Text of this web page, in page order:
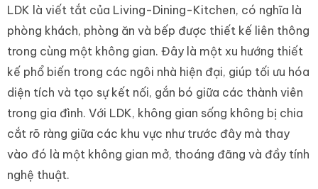
LDK là viết tắt của Living-Dining-Kitchen, có nghĩa là
phòng khách, phòng ăn và bếp được thiết kế liên thông
trong cùng một không gian. Đây là một xu hướng thiết
kế phổ biến trong các ngôi nhà hiện đại, giúp tối ưu hóa
diện tích và tạo sự kết nối, gắn bó giữa các thành viên
trong gia đình. Với LDK, không gian sống không bị chia
cắt rõ ràng giữa các khu vực như trước đây mà thay
vào đó là một không gian mở, thoáng đãng và đầy tính
nghệ thuật.